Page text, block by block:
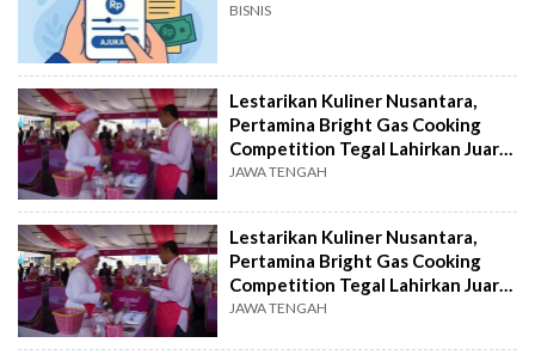
BISNIS
Lestarikan Kuliner Nusantara,
Pertamina Bright Gas Cooking
Competition Tegal Lahirkan Juara
Baru
JAWA TENGAH
Lestarikan Kuliner Nusantara,
Pertamina Bright Gas Cooking
Competition Tegal Lahirkan Juara
Baru
JAWA TENGAH